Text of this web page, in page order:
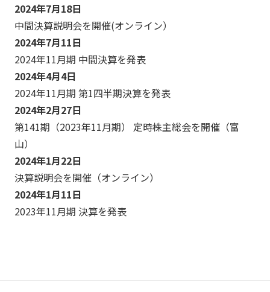
2024年7月18日
中間決算説明会を開催(オンライン）
2024年7月11日
2024年11月期 中間決算を発表
2024年4月4日
2024年11月期 第1四半期決算を発表
2024年2月27日
第141期（2023年11月期） 定時株主総会を開催（富
山）
2024年1月22日
決算説明会を開催（オンライン）
2024年1月11日
2023年11月期 決算を発表